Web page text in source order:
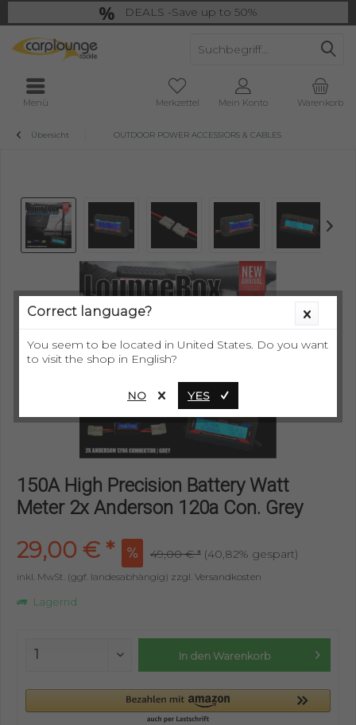
DEALS -Save up to 50%
Warenkorb
Merkzettel Mein Konto
Menü
Übersicht OUTDOOR POWER ACCESSIORS & CABLES
150A High Precision Battery Watt
Meter 2x Anderson 120a Con. Grey
29,00 € * 49,00 € * (40,82% gespart)
inkl. MwSt. (ggf. landesabhängig) zzgl. Versandkosten
Lagernd
In den Warenkorb
Correct language?
You seem to be located in United States. Do you want
to visit the shop in English?
NO YES